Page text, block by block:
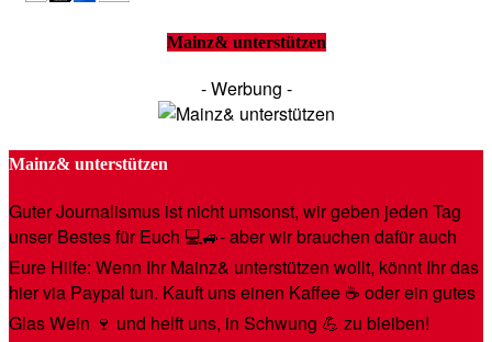
Mainz& unterstützen
- Werbung -
Mainz& unterstützen
Guter Journalismus ist nicht umsonst, wir geben jeden Tag
unser Bestes für Euch 💻🚙- aber wir brauchen dafür auch
Eure Hilfe: Wenn Ihr Mainz& unterstützen wollt, könnt Ihr das
hier via Paypal tun. Kauft uns einen Kaffee ☕️ oder ein gutes
Glas Wein 🍷 und helft uns, in Schwung 💪 zu bleiben!